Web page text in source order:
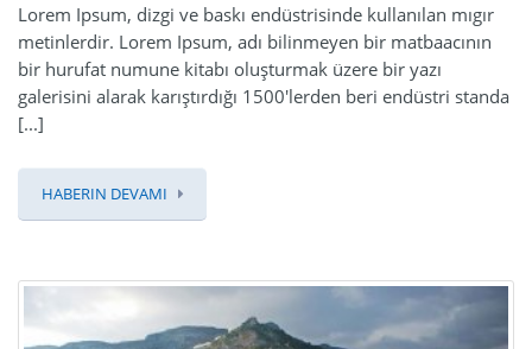
Lorem Ipsum, dizgi ve baskı endüstrisinde kullanılan mıgır
metinlerdir. Lorem Ipsum, adı bilinmeyen bir matbaacının
bir hurufat numune kitabı oluşturmak üzere bir yazı
galerisini alarak karıştırdığı 1500'lerden beri endüstri standa
[...]
HABERIN DEVAMI